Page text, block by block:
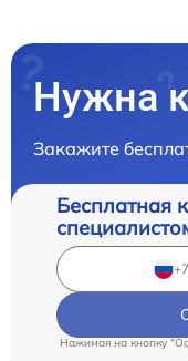
Нужна
Закажите
Бесплатная
Нажимая на кнопку